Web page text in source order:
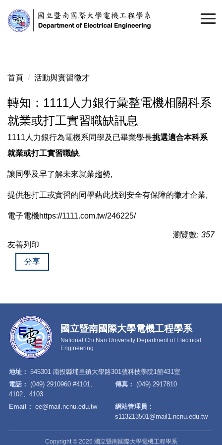
到
主
區
首頁 活動與實習徵才
轉知：1111人力銀行彙整電機相關科系
就業或打工實習職缺訊息
1111人力銀行為電機系同學及已畢業學長挑選適合本科系
就業或打工實習職缺,
讓同學及早了解未來就業趨勢,
提供想打工或實習的同學藉此找到安全有保障的徵才企業,
電子電機https://1111.com.tw/246225/
瀏覽數: 357
友善列印
分享
國立暨南國際大學電機工程學系
National Chi Nan University Department of Electrical
Engineering
地址： 545301 南投縣埔里鎮大學路301號科技學院1館431室
電話： (049) 2910960 #4101、
4102、4103
傳真： (049) 2917810
Email： ee@mail.ncnu.edu.tw
網站管理員：
s113213501@mail1.ncnu.edu.tw
Copyright © 2026 國立暨南國際大學電機工程學系